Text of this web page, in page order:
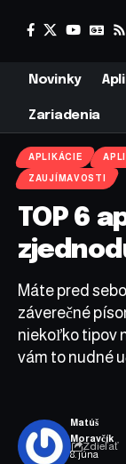
Novinky
Zariadenia
APLIKÁCIE
ZAUJÍMAVOSTI
TOP 6
Máte pred
záverečné
niekoľko tipov
vám to nudné
8. júna
Matúš
Moravčík
Zdieľať